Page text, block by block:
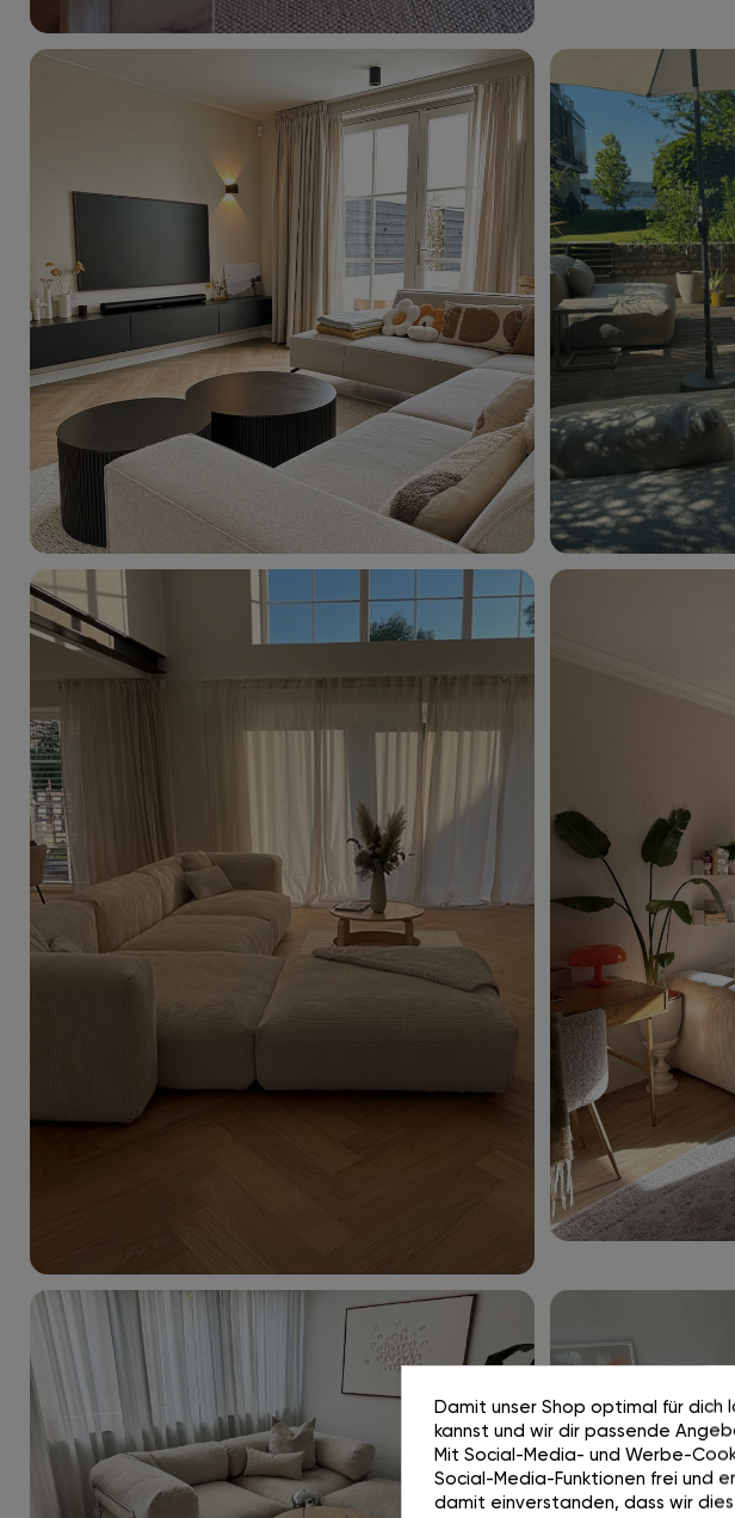
Damit unser Shop optimal für dich
kannst und wir dir passende
Mit Social-Media- und Werbe-
Social-Media-Funktionen frei und
damit einverstanden, dass wir